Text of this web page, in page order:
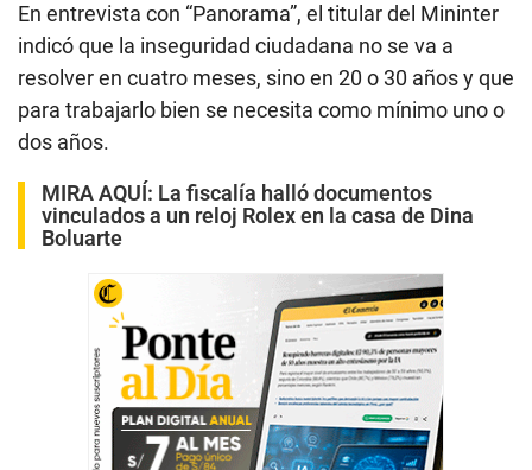
En entrevista con “Panorama”, el titular del Mininter
indicó que la inseguridad ciudadana no se va a
resolver en cuatro meses, sino en 20 o 30 años y que
para trabajarlo bien se necesita como mínimo uno o
dos años.
MIRA AQUÍ: La fiscalía halló documentos
vinculados a un reloj Rolex en la casa de Dina
Boluarte